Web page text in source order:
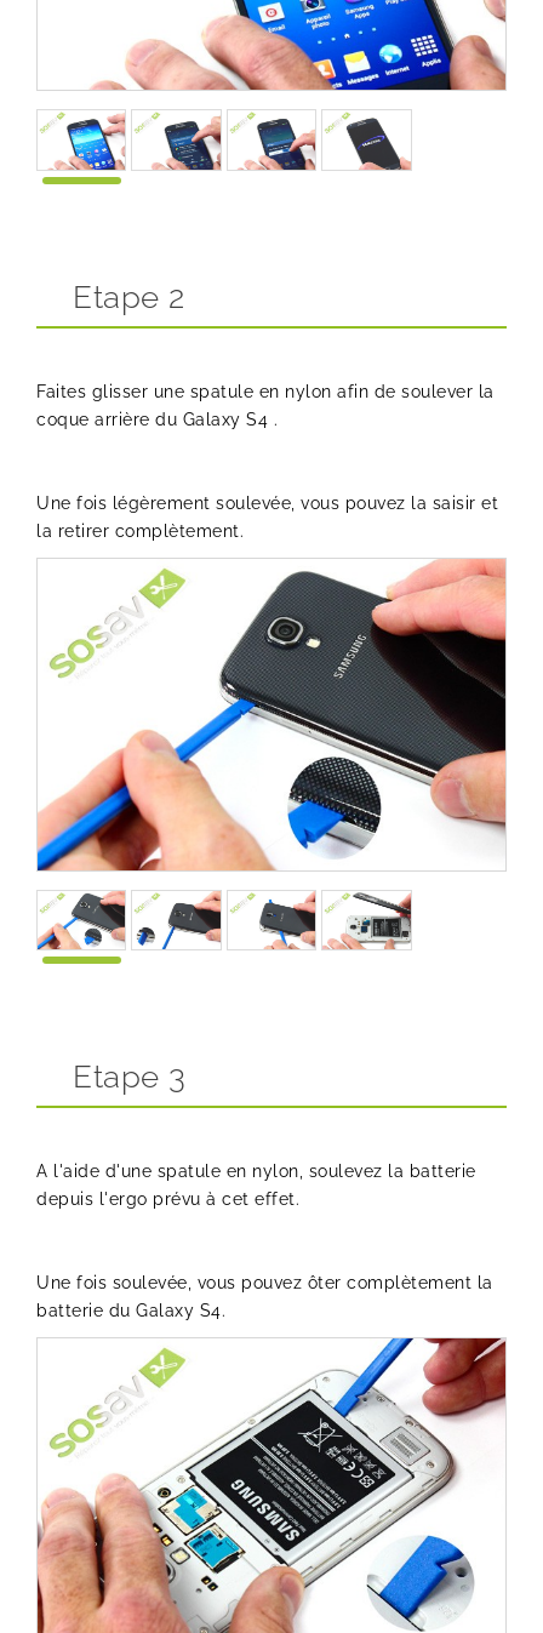
Etape 2
Faites glisser une spatule en nylon afin de soulever la
coque arrière du Galaxy S4 .
Une fois légèrement soulevée, vous pouvez la saisir et
la retirer complètement.
Etape 3
A l'aide d'une spatule en nylon, soulevez la batterie
depuis l'ergo prévu à cet effet.
Une fois soulevée, vous pouvez ôter complètement la
batterie du Galaxy S4.